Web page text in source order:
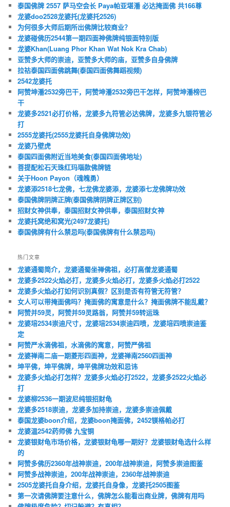
泰国佛牌 2557 萨马空会长 Paya帕亚堪潘 必达掩面佛 共166尊
龙婆doo2528龙婆托(龙婆托2526)
为何很多大师后期所出佛牌比较商业？
龙婆碰佛历2544第一期四面神佛牌纯银面特别版
龙婆Khan(Luang Phor Khan Wat Nok Kra Chab)
亚赞多大师的崇迪，亚赞多大师的庙，亚赞多自身佛牌
拉祜泰国四面佛跳舞(泰国四面佛舞蹈视频)
2542龙婆托
阿赞坤潘2532旁巴干，阿赞坤潘2532旁巴干怎样，阿赞坤潘榜巴
干
龙婆多2521必打价格，龙婆多九符管必达佛牌，龙婆多九银符管必
打
2555龙婆托(2555龙婆托自身佛牌功效)
龙婆乃壁虎
泰国四面佛附近当地美食(泰国四面佛地址)
菩提配松石天珠红玛瑙款佛牌链
关于Hoon Payon（魂魄勇）
龙婆添2518七龙佛，七龙佛龙婆添，龙婆添七龙佛牌功效
泰国佛牌阴牌正牌(泰国佛牌阴牌正牌区别)
招财女神供奉，泰国招财女神供奉，泰国招财女神
龙婆托窝绝和窝光(2497龙婆托)
泰国佛牌有什么禁忌吗(泰国佛牌有什么禁忌吗)
热门文章
龙婆通蜀简介，龙婆通蜀坐禅佛祖，必打高僧龙婆通蜀
龙婆多2522火焰必打，龙婆多火焰必打，龙婆多火焰必打2522
龙婆多火焰必打如何识别真假？区别是否有符管无符管？
女人可以带掩面佛吗？掩面佛的寓意是什么？掩面佛牌不能乱戴？
阿赞并59灵，阿赞并59灵路翁，阿赞并59转运珠
龙婆培2534崇迪尺寸，龙婆培2534崇迪四喷，龙婆培四喷崇迪鉴
定
阿赞严水滴佛祖，水滴佛的寓意，阿赞严佛祖
龙婆禅南二庙一期菱形四面神，龙婆禅南2560四面神
坤平佛，坤平佛牌，坤平佛牌功效和忌讳
龙婆多火焰必打怎样？龙婆多火焰必打2522，龙婆多2522火焰必
打
龙婆柳2536一期波尼纯银招财龟
龙婆多2518崇迪，龙婆多加持崇迪，龙婆多崇迪佩戴
泰国龙婆boon介绍，龙婆boon掩面佛，2452镁格帕必打
龙婆温2542药师佛 九宝铜
龙婆银财龟市场价格，龙婆银财龟哪一期好？龙婆银财龟选什么样
的
阿赞多佛历2360年战神崇迪，200年战神崇迪，阿赞多崇迪图鉴
阿赞多战神崇迪，200年战神崇迪，2360年战神崇迪
2505龙婆托自身介绍，龙婆托自身像，龙婆托2505图鉴
第一次请佛牌要注意什么，佛牌怎么能看出商业牌，佛牌有用吗